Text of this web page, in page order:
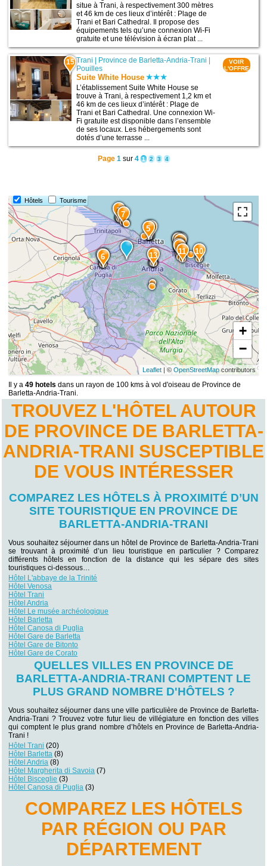
situe à Trani, à respectivement 300 mètres
et 46 km de ces lieux d’intérêt : Plage de
Trani et Bari Cathedral. Il propose des
équipements tels qu’une connexion Wi-Fi
gratuite et une télévision à écran plat ...
15 Trani Province de Barletta-Andria-Trani
Pouilles
Suite White House
L’établissement Suite White House se
trouve à Trani, à respectivement 1,2 km et
46 km de ces lieux d’intérêt : Plage de
Trani et Bari Cathedral. Une connexion Wi-
Fi gratuite est disponible dans l’ensemble
de ses locaux. Les hébergements sont
dotés d’une terrasse ...
VOIR
L'OFFRE
Page 1sur 4 1 2 3 4
Hôtels Tourisme
15
14
13
12
11 10
9
8
7
6
5
4
32
1
+
−
Leaflet| © OpenStreetMapcontributors
Il y a49 hotels dans un rayon de 100 kms à vol d'oiseau de Province de
Barletta-Andria-Trani.
TROUVEZ L'HÔTEL AUTOUR
DE PROVINCE DE BARLETTA-
ANDRIA-TRANI SUSCEPTIBLE
DE VOUS INTÉRESSER
COMPAREZ LES HÔTELS À PROXIMITÉ D’UN
SITE TOURISTIQUE EN PROVINCE DE
BARLETTA-ANDRIA-TRANI
Vous souhaitez séjourner dans un hôtel de Province de Barletta-Andria-Trani
se trouvant à proximité d’un lieu touristique en particulier ? Comparez
différents hôtels en fonction de la distance qui les sépare des sites
touristiques ci-dessous…
Hôtel L'abbaye de la Trinité
Hôtel Venosa
Hôtel Trani
Hôtel Andria
Hôtel Le musée archéologique
Hôtel Barletta
Hôtel Canosa di Puglia
Hôtel Gare de Barletta
Hôtel Gare de Bitonto
Hôtel Gare de Corato
QUELLES VILLES EN PROVINCE DE
BARLETTA-ANDRIA-TRANI COMPTENT LE
PLUS GRAND NOMBRE D'HÔTELS ?
Vous souhaitez séjourner dans une ville particulière de Province de Barletta-
Andria-Trani ? Trouvez votre futur lieu de villégiature en fonction des villes
qui comptent le plus grand nombre d’hôtels en Province de Barletta-Andria-
Trani !
Hôtel Trani (20)
Hôtel Barletta (8)
Hôtel Andria (8)
Hôtel Margherita di Savoia (7)
Hôtel Bisceglie (3)
Hôtel Canosa di Puglia (3)
COMPAREZ LES HÔTELS
PAR RÉGION OU PAR
DÉPARTEMENT